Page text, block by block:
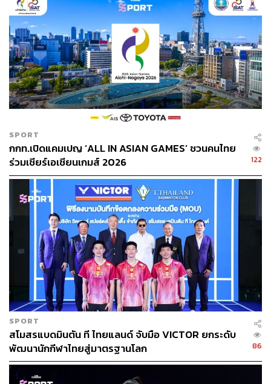
SPORT
กกท.เปิดแคมเปญ ‘ALL IN ASIAN GAMES’ ชวนคนไทย
ร่วมเชียร์เอเชียนเกมส์ 2026
122
SPORT
สโมสรแบดมินตัน ที ไทยแลนด์ จับมือ VICTOR ยกระดับ
พัฒนานักกีฬาไทยสู่มาตรฐานโลก
86